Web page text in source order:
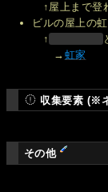
↑屋上まで登
ビルの屋上の虹
↑
→ 虹家
収集要素 (※
その他